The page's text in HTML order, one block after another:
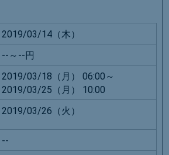
2019/03/14（木）
--～--円
2019/03/18（月） 06:00～
2019/03/25（月） 10:00
2019/03/26（火）
--